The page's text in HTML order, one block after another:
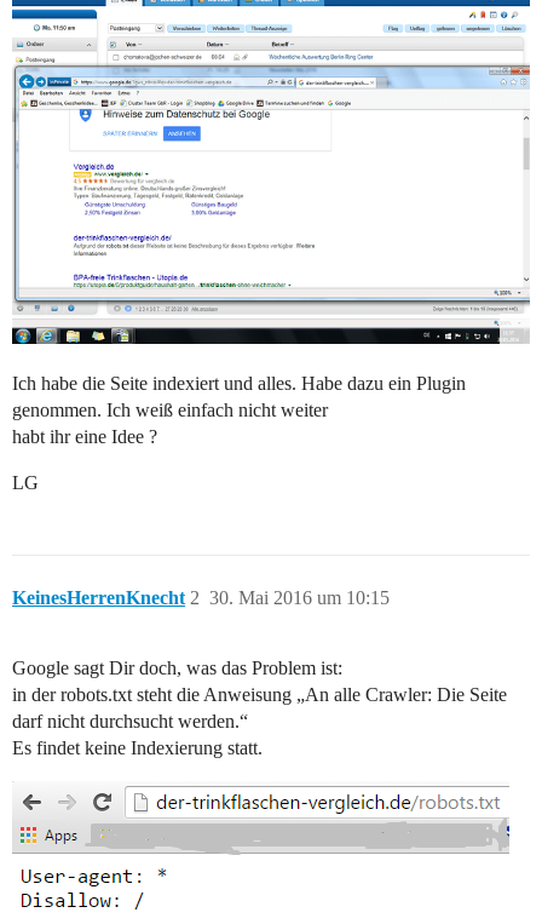
Ich habe die Seite indexiert und alles. Habe dazu ein Plugin
genommen. Ich weiß einfach nicht weiter
habt ihr eine Idee ?
LG
KeinesHerrenKnecht 30. Mai 2016 um 10:15
2
Google sagt Dir doch, was das Problem ist:
in der robots.txt steht die Anweisung „An alle Crawler: Die Seite
darf nicht durchsucht werden.“
Es findet keine Indexierung statt.